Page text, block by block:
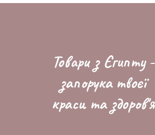
Товари з Єгипту -
запорука твоєї
краси та здоров'я